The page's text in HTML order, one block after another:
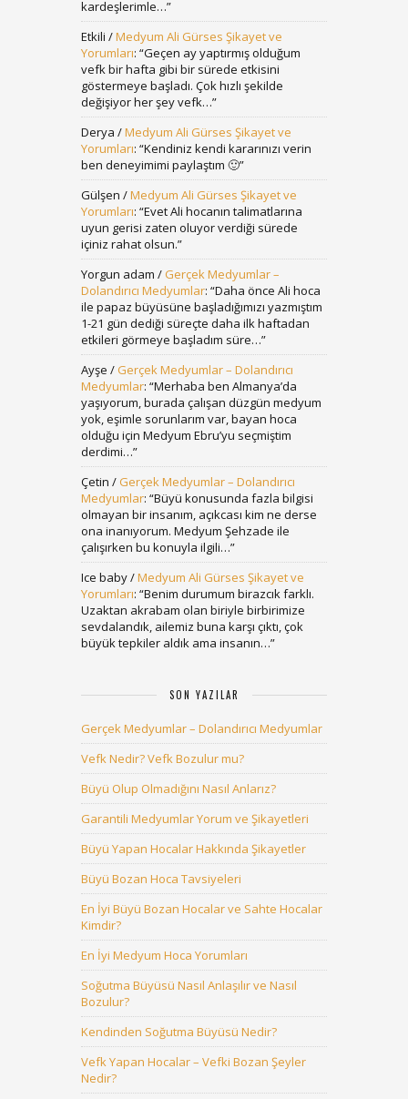
kardeşlerimle…”
Etkili /Medyum Ali Gürses Şikayet ve
Yorumları: “Geçen ay yaptırmış olduğum
vefk bir hafta gibi bir sürede etkisini
göstermeye başladı. Çok hızlı şekilde
değişiyor her şey vefk…”
Derya /Medyum Ali Gürses Şikayet ve
Yorumları: “Kendiniz kendi kararınızı verin
ben deneyimimi paylaştım 🙂”
Gülşen /Medyum Ali Gürses Şikayet ve
Yorumları: “Evet Ali hocanın talimatlarına
uyun gerisi zaten oluyor verdiği sürede
içiniz rahat olsun.”
Yorgun adam / Gerçek Medyumlar –
Dolandırıcı Medyumlar: “Daha önce Ali hoca
ile papaz büyüsüne başladığımızı yazmıştım
1-21 gün dediği süreçte daha ilk haftadan
etkileri görmeye başladım süre…”
Ayşe / Gerçek Medyumlar – Dolandırıcı
Medyumlar: “Merhaba ben Almanya’da
yaşıyorum, burada çalışan düzgün medyum
yok, eşimle sorunlarım var, bayan hoca
olduğu için Medyum Ebru’yu seçmiştim
derdimi…”
Çetin / Gerçek Medyumlar – Dolandırıcı
Medyumlar: “Büyü konusunda fazla bilgisi
olmayan bir insanım, açıkcası kim ne derse
ona inanıyorum. Medyum Şehzade ile
çalışırken bu konuyla ilgili…”
Ice baby/Medyum Ali Gürses Şikayet ve
Yorumları: “Benim durumum birazcık farklı.
Uzaktan akrabam olan biriyle birbirimize
sevdalandık, ailemiz buna karşı çıktı, çok
büyük tepkiler aldık ama insanın…”
SON YAZILAR
Gerçek Medyumlar – Dolandırıcı Medyumlar
Vefk Nedir? Vefk Bozulur mu?
Büyü Olup Olmadığını Nasıl Anlarız?
Garantili Medyumlar Yorum ve Şikayetleri
Büyü Yapan Hocalar Hakkında Şikayetler
Büyü Bozan Hoca Tavsiyeleri
En İyi Büyü Bozan Hocalar ve Sahte Hocalar
Kimdir?
En İyi Medyum Hoca Yorumları
Soğutma Büyüsü Nasıl Anlaşılır ve Nasıl
Bozulur?
Kendinden Soğutma Büyüsü Nedir?
Vefk Yapan Hocalar – Vefki Bozan Şeyler
Nedir?